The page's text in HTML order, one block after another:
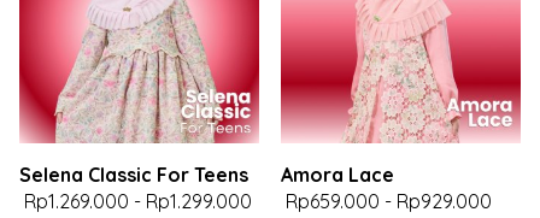
Selena Classic For Teens
Rp1.269.000 - Rp1.299.000
Amora Lace
Rp659.000 - Rp929.000